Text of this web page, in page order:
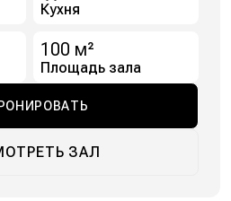
Кухня
100 м²
Площадь зала
ЗАЛ